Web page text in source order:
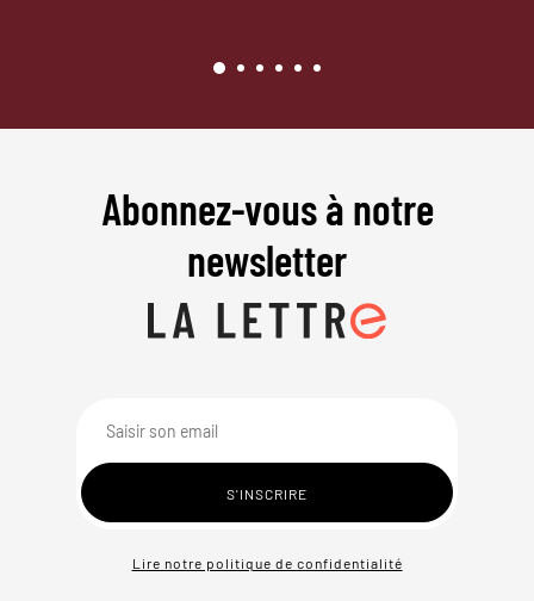
Abonnez-vous à notre
newsletter
Lire notre politique de confidentialité